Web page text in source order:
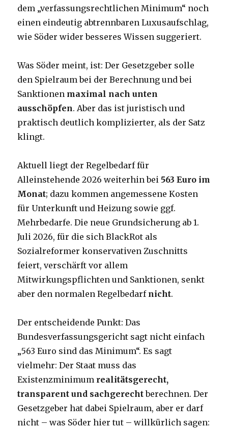
dem „verfassungsrechtlichen Minimum“ noch
einen eindeutig abtrennbaren Luxusaufschlag,
wie Söder wider besseres Wissen suggeriert.
Was Söder meint, ist: Der Gesetzgeber solle
den Spielraum bei der Berechnung und bei
Sanktionen maximal nach unten
ausschöpfen. Aber das ist juristisch und
praktisch deutlich komplizierter, als der Satz
klingt.
Aktuell liegt der Regelbedarf für
Alleinstehende 2026 weiterhin bei 563 Euro im
Monat; dazu kommen angemessene Kosten
für Unterkunft und Heizung sowie ggf.
Mehrbedarfe. Die neue Grundsicherung ab 1.
Juli 2026, für die sich BlackRot als
Sozialreformer konservativen Zuschnitts
feiert, verschärft vor allem
Mitwirkungspflichten und Sanktionen, senkt
aber den normalen Regelbedarf nicht.
Der entscheidende Punkt: Das
Bundesverfassungsgericht sagt nicht einfach
„563 Euro sind das Minimum“. Es sagt
vielmehr: Der Staat muss das
Existenzminimum realitätsgerecht,
transparent und sachgerechtberechnen. Der
Gesetzgeber hat dabei Spielraum, aber er darf
nicht – was Söder hier tut – willkürlich sagen: